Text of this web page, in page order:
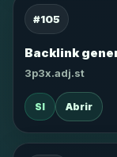
#105
Backlink
3p3x.adj.st
SI Abrir